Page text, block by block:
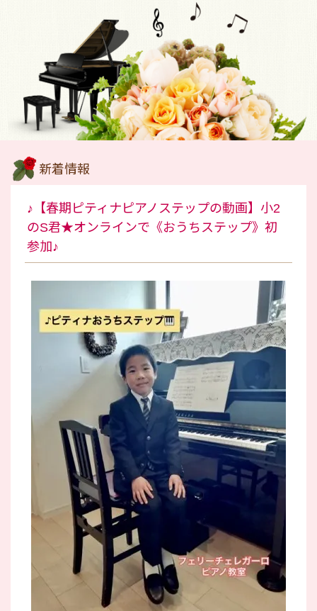
新着情報
♪【春期ピティナピアノステップの動画】小2
のS君★オンラインで《おうちステップ》初
参加♪